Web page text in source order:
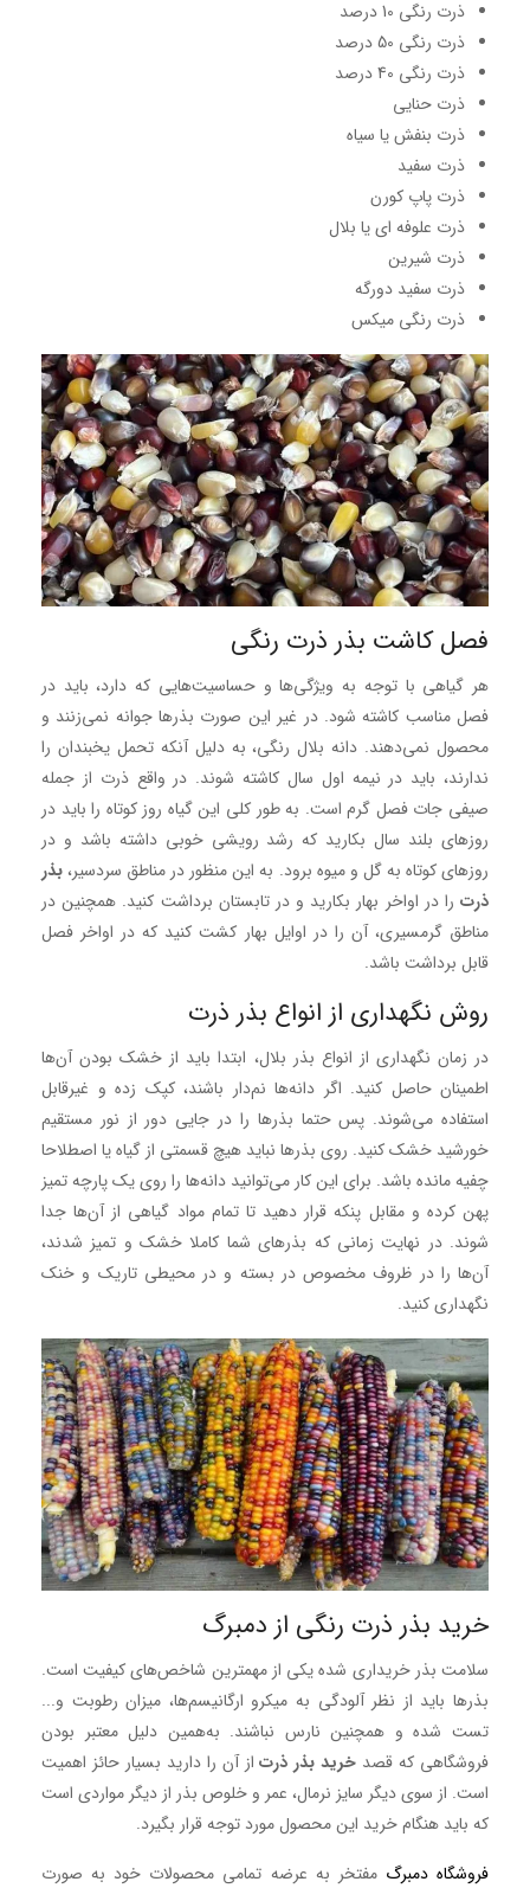
ذرت رنگی 10 درصد
ذرت رنگی 50 درصد
ذرت رنگی 40 درصد
ذرت حنایی
ذرت بنفش یا سیاه
ذرت سفید
ذرت پاپ کورن
ذرت علوفه ای یا بلال
ذرت شیرین
ذرت سفید دورگه
ذرت رنگی میکس
فصل کاشت بذر ذرت رنگی
هر گیاهی با توجه به ویژگی‌ها و حساسیت‌هایی که دارد، باید در
فصل مناسب کاشته شود. در غیر این صورت بذرها جوانه نمی‌زنند و
محصول نمی‌دهند. دانه بلال رنگی، به دلیل آنکه تحمل یخبندان را
ندارند، باید در نیمه اول سال کاشته شوند. در واقع ذرت از جمله
صیفی جات فصل گرم است. به طور کلی این گیاه روز کوتاه را باید در
روزهای بلند سال بکارید که رشد رویشی خوبی داشته باشد و در
روزهای کوتاه به گل و میوه برود. به این منظور در مناطق سردسیر، بذر
ذرت را در اواخر بهار بکارید و در تابستان برداشت کنید. همچنین در
مناطق گرمسیری، آن را در اوایل بهار کشت کنید که در اواخر فصل
قابل برداشت باشد.
روش نگهداری از انواع بذر ذرت
در زمان نگهداری از انواع بذر بلال، ابتدا باید از خشک بودن آن‌ها
اطمینان حاصل کنید. اگر دانه‌ها نم‌دار باشند، کپک زده و غیرقابل
استفاده می‌شوند. پس حتما بذرها را در جایی دور از نور مستقیم
خورشید خشک کنید. روی بذرها نباید هیچ قسمتی از گیاه یا اصطلاحا
چفیه مانده باشد. برای این کار می‌توانید دانه‌ها را روی یک پارچه تمیز
پهن کرده و مقابل پنکه قرار دهید تا تمام مواد گیاهی از آن‌ها جدا
شوند. در نهایت زمانی که بذرهای شما کاملا خشک و تمیز شدند،
آن‌ها را در ظروف مخصوص در بسته و در محیطی تاریک و خنک
نگهداری کنید.
خرید بذر ذرت رنگی از دمبرگ
سلامت بذر خریداری شده یکی از مهمترین شاخص‌های کیفیت است.
بذرها باید از نظر آلودگی به میکرو ارگانیسم‌ها، میزان رطوبت و...
تست شده و همچنین نارس نباشند. به‌همین‌ دلیل معتبر بودن
فروشگاهی که قصد خرید بذر ذرتاز آن را دارید بسیار حائز اهمیت
است. از سوی دیگر سایز نرمال، عمر و خلوص بذر از دیگر مواردی است
که باید هنگام خرید این محصول مورد توجه قرار بگیرد.
فروشگاه دمبرگمفتخر به عرضه تمامی محصولات خود به صورت